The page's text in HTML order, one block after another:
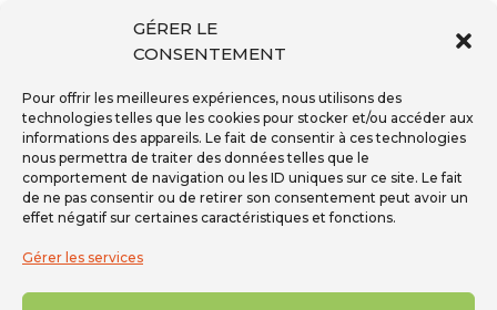
GÉRER LE
CONSENTEMENT
Pour offrir les meilleures expériences, nous utilisons des
technologies telles que les cookies pour stocker et/ou accéder aux
informations des appareils. Le fait de consentir à ces technologies
nous permettra de traiter des données telles que le
comportement de navigation ou les ID uniques sur ce site. Le fait
de ne pas consentir ou de retirer son consentement peut avoir un
effet négatif sur certaines caractéristiques et fonctions.
Gérer les services
Inscription à la newsletter
Téléphone - 01 59 08 04 04
Mail -secretariat@ffpmi.eu